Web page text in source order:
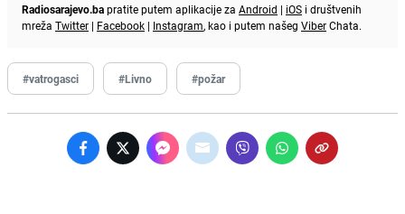
Radiosarajevo.bapratite putem aplikacije za Android | iOS i društvenih
mreža Twitter | Facebook | Instagram, kao i putem našeg ViberChata.
#vatrogasci #Livno #požar